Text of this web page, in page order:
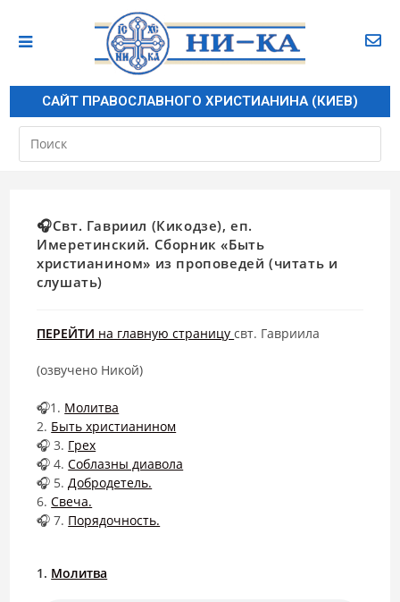
САЙТ ПРАВОСЛАВНОГО ХРИСТИАНИНА (КИЕВ)
🎧Свт. Гавриил (Кикодзе), еп.
Имеретинский. Сборник «Быть
христианином» из проповедей (читать и
слушать)
ПЕРЕЙТИ на главную страницусвт. Гавриила
(озвучено Никой)
🎧1. Молитва
2. Быть христианином
🎧 3. Грех
🎧 4.Соблазны диавола
🎧 5.Добродетель.
6.Свеча.
🎧 7. Порядочность.
1. Молитва